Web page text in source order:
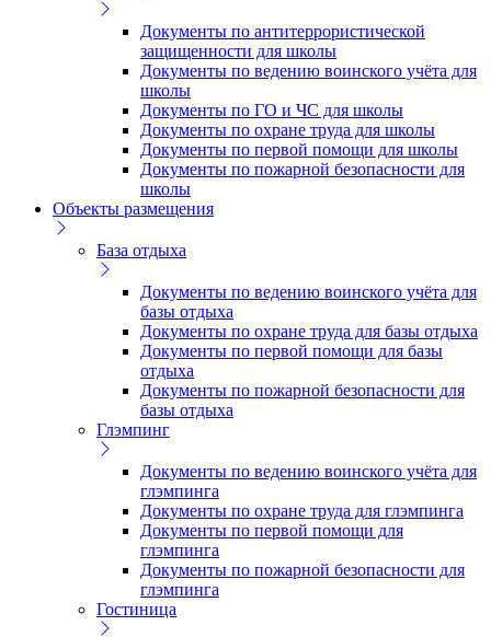
Документы по антитеррористической
защищенности для школы
Документы по ведению воинского учёта для
школы
Документы по ГО и ЧС для школы
Документы по охране труда для школы
Документы по первой помощи для школы
Документы по пожарной безопасности для
школы
Объекты размещения
База отдыха
Документы по ведению воинского учёта для
базы отдыха
Документы по охране труда для базы отдыха
Документы по первой помощи для базы
отдыха
Документы по пожарной безопасности для
базы отдыха
Глэмпинг
Документы по ведению воинского учёта для
глэмпинга
Документы по охране труда для глэмпинга
Документы по первой помощи для
глэмпинга
Документы по пожарной безопасности для
глэмпинга
Гостиница